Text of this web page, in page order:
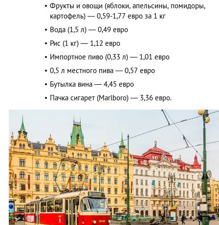
Фрукты и овощи (яблоки, апельсины, помидоры,
картофель) — 0,59-1,77 евро за 1 кг
Вода (1,5 л) — 0,49 евро
Рис (1 кг) — 1,12 евро
Импортное пиво (0,33 л) — 1,01 евро
0,5 л местного пива — 0,57 евро
Бутылка вина — 4,45 евро
Пачка сигарет (Marlboro) — 3,36 евро.